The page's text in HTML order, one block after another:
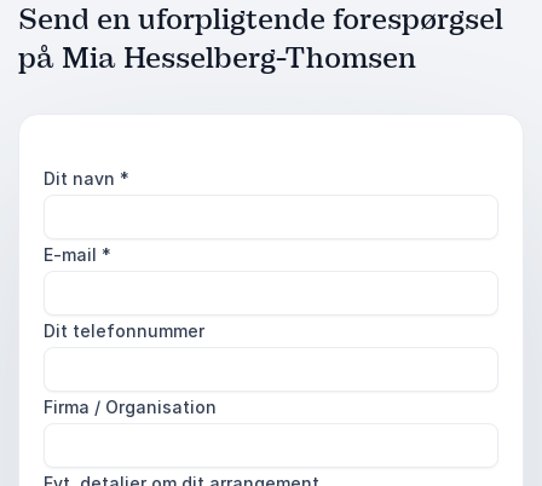
Send en uforpligtende forespørgsel
på Mia Hesselberg-Thomsen
Dit navn *
E-mail *
Dit telefonnummer
Firma / Organisation